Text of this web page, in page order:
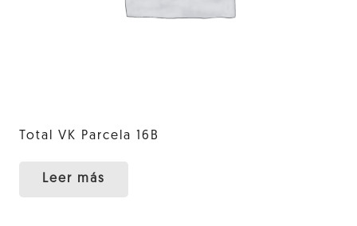
Total VK Parcela 16B
Leer más